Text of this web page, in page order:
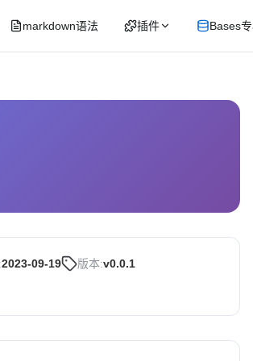
markdown语法 插件 Bases
2023-09-19 版本:v0.0.1